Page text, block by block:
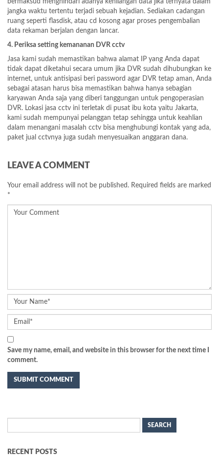
bermaksud menghindari adanya kehilangan data jika ternyata dalam
jangka waktu tertentu terjadi sebuah kejadian. Sediakan cadangan
ruang seperti flasdisk, atau cd kosong agar proses pengembalian
data rekaman berjalan dengan lancar.
4. Periksa setting kemananan DVR cctv
Jasa kami sudah memastikan bahwa alamat IP yang Anda dapat
tidak dapat diketahui secara umum jika DVR sudah dihubungkan ke
internet, untuk antisipasi beri password agar DVR tetap aman, Anda
sebagai atasan harus bisa memastikan bahwa hanya sebagian
karyawan Anda saja yang diberi tanggungan untuk pengoperasian
DVR. Lokasi jasa cctv ini terletak di pusat ibu kota yaitu Jakarta,
kami sudah mempunyai pelanggan tetap sehingga untuk keahlian
dalam menangani masalah cctv bisa menghubungi kontak yang ada,
paket jual cctvnya juga sudah menyesuaikan anggaran dana.
LEAVE A COMMENT
Your email address will not be published. Required fields are marked
*
Save my name, email, and website in this browser for the next time I
comment.
for:
RECENT POSTS